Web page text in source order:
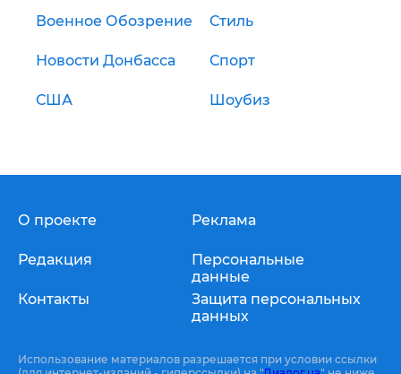
Военное Обозрение Стиль
Новости Донбасса Спорт
США Шоубиз
О проекте
Редакция
Контакты
Реклама
Персональные
данные
Защита персональных
данных
Использование материалов разрешается при условии ссылки